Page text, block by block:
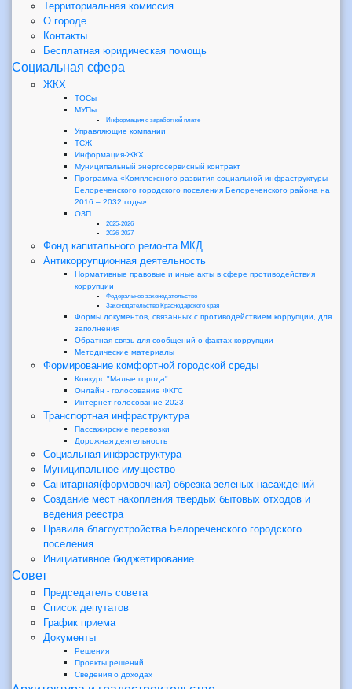
Территориальная комиссия
О городе
Контакты
Бесплатная юридическая помощь
Социальная сфера
ЖКХ
ТОСы
МУПы
Информация о заработной плате
Управляющие компании
ТСЖ
Информация-ЖКХ
Муниципальный энергосервисный контракт
Программа «Комплексного развития социальной инфраструктуры
Белореченского городского поселения Белореченского района на
2016 – 2032 годы»
ОЗП
2025-2026
2026-2027
Фонд капитального ремонта МКД
Антикоррупционная деятельность
Нормативные правовые и иные акты в сфере противодействия
коррупции
Федеральное законодательство
Законодательство Краснодарского края
Формы документов, связанных с противодействием коррупции, для
заполнения
Обратная связь для сообщений о фактах коррупции
Методические материалы
Формирование комфортной городской среды
Конкурс "Малые города"
Онлайн - голосование ФКГС
Интернет-голосование 2023
Транспортная инфраструктура
Пассажирские перевозки
Дорожная деятельность
Социальная инфраструктура
Муниципальное имущество
Санитарная(формовочная) обрезка зеленых насаждений
Создание мест накопления твердых бытовых отходов и
ведения реестра
Правила благоустройства Белореченского городского
поселения
Инициативное бюджетирование
Совет
Председатель совета
Список депутатов
График приема
Документы
Решения
Проекты решений
Сведения о доходах